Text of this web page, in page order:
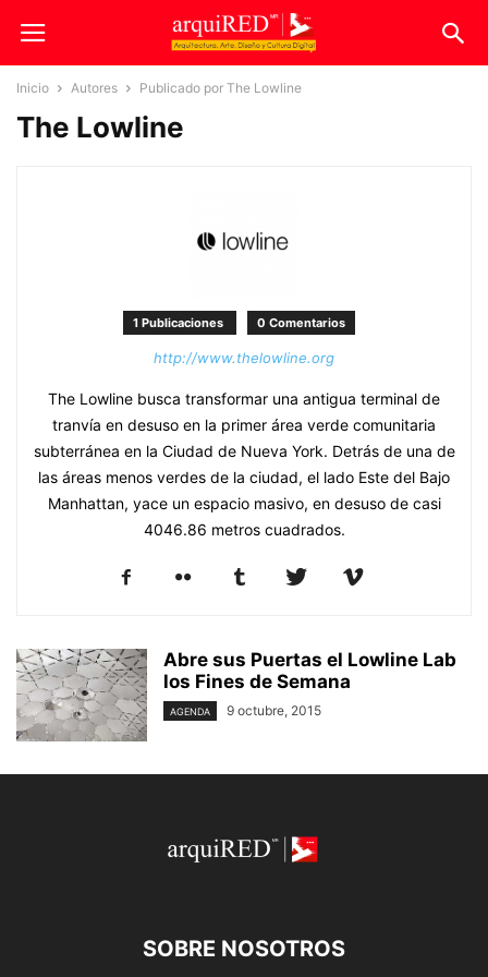
Inicio Autores Publicado por The Lowline
The Lowline
1 Publicaciones 0 Comentarios
http://www.thelowline.org
The Lowline busca transformar una antigua terminal de
tranvía en desuso en la primer área verde comunitaria
subterránea en la Ciudad de Nueva York. Detrás de una de
las áreas menos verdes de la ciudad, el lado Este del Bajo
Manhattan, yace un espacio masivo, en desuso de casi
4046.86 metros cuadrados.
Abre sus Puertas el Lowline Lab
los Fines de Semana
AGENDA 9 octubre, 2015
SOBRE NOSOTROS